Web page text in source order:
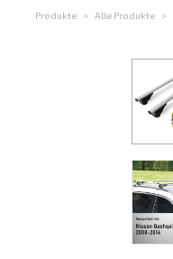
Produkte Alle Produkte